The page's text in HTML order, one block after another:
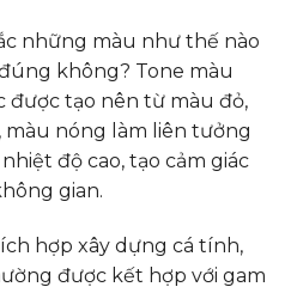
những màu như thế nào
không? Tone màu
được tạo nên từ màu đỏ,
màu nóng làm liên tưởng
độ cao, tạo cảm giác
gian.
hợp xây dựng cá tính,
được kết hợp với gam